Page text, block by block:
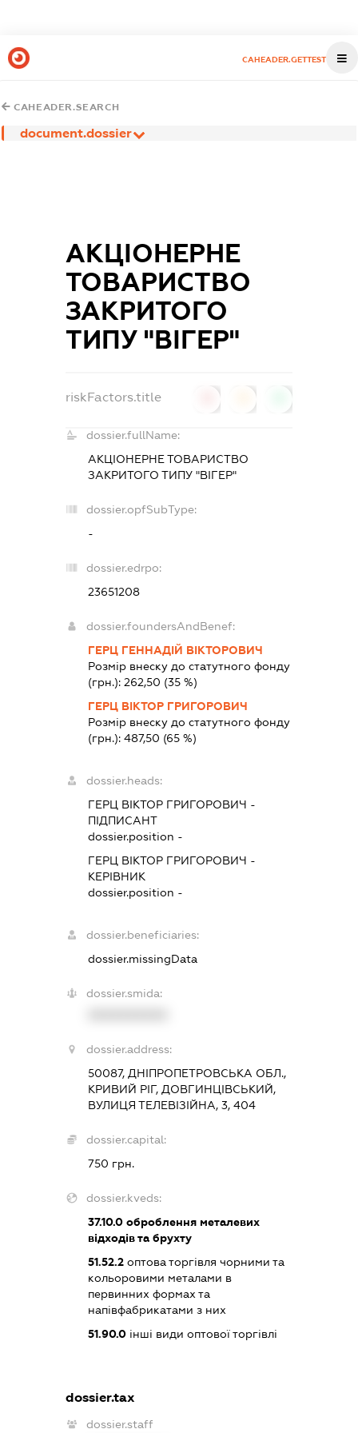
CAHEADER.GETTEST
CAHEADER.SEARCH
document.dossier
АКЦІОНЕРНЕ
ТОВАРИСТВО
ЗАКРИТОГО
ТИПУ "ВІГЕР"
riskFactors.title
dossier.fullName:
АКЦІОНЕРНЕ ТОВАРИСТВО
ЗАКРИТОГО ТИПУ "ВІГЕР"
dossier.opfSubType:
-
dossier.edrpo:
23651208
dossier.foundersAndBenef:
ГЕРЦ ГЕННАДІЙ ВІКТОРОВИЧ
Розмір внеску до статутного фонду
(грн.): 262,50 (35 %)
ГЕРЦ ВІКТОР ГРИГОРОВИЧ
Розмір внеску до статутного фонду
(грн.): 487,50 (65 %)
dossier.heads:
ГЕРЦ ВІКТОР ГРИГОРОВИЧ -
ПІДПИСАНТ
dossier.position -
ГЕРЦ ВІКТОР ГРИГОРОВИЧ -
КЕРІВНИК
dossier.position -
dossier.beneficiaries:
dossier.missingData
dossier.smida:
dossier.address:
50087, ДНІПРОПЕТРОВСЬКА ОБЛ.,
КРИВИЙ РІГ, ДОВГИНЦІВСЬКИЙ,
ВУЛИЦЯ ТЕЛЕВІЗІЙНА, 3, 404
dossier.capital:
750 грн.
dossier.kveds:
37.10.0оброблення металевих
відходів та брухту
51.52.2оптова торгівля чорними та
кольоровими металами в
первинних формах та
напівфабрикатами з них
51.90.0інші види оптової торгівлі
dossier.tax
dossier.staff